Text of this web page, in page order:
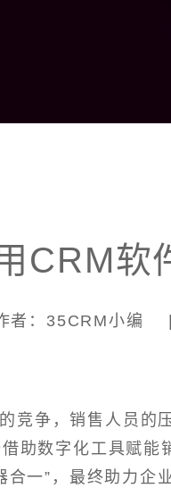
CRM软
者：35CRM小编
竞争，销售人员的
助数字化工具赋能
合一”，最终助力企